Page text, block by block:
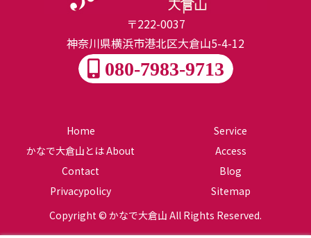
〒222-0037
神奈川県横浜市港北区大倉山5-4-12
080-7983-9713
Home
Service
かなで大倉山とは About
Access
Contact
Blog
Privacypolicy
Sitemap
Copyright © かなで大倉山 All Rights Reserved.